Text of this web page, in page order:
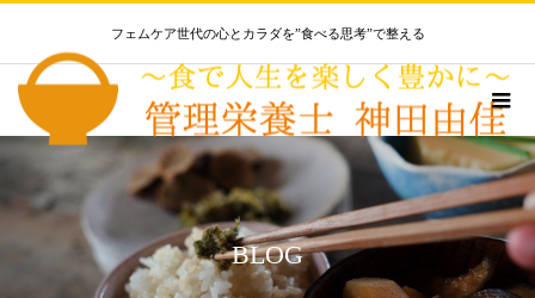
フェムケア世代の心とカラダを”食べる思考”で整える
BLOG